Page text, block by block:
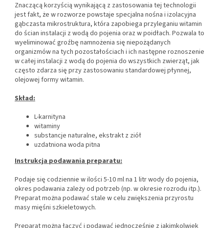
Znaczącą korzyścią wynikającą z zastosowania tej technologii
jest fakt, że w rozworze powstaje specjalna nośna i izolacyjna
gąbczasta mikrostruktura, która zapobiega przyleganiu witamin
do ścian instalacji z wodą do pojenia oraz w poidłach. Pozwala to
wyeliminować groźbę namnożenia się niepożądanych
organizmów na tych pozostałościach i ich następne roznoszenie
w całej instalacji z wodą do pojenia do wszystkich zwierząt, jak
często zdarza się przy zastosowaniu standardowej płynnej,
olejowej formy witamin.
Skład:
L-karnityna
witaminy
substancje naturalne, ekstrakt z ziół
uzdatniona woda pitna
Instrukcja podawania preparatu:
Podaje się codziennie w ilości 5-10 ml na 1 litr wody do pojenia,
okres podawania zależy od potrzeb (np. w okresie rozrodu itp.).
Preparat można podawać stale w celu zwiększenia przyrostu
masy mięśni szkieletowych.